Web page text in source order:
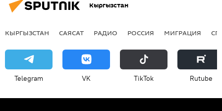
Кыргызстан
КЫРГЫЗСТАН САЯСАТ РАДИО РОССИЯ МИГРАЦИЯ
Telegram VK ТikТоk Rutube